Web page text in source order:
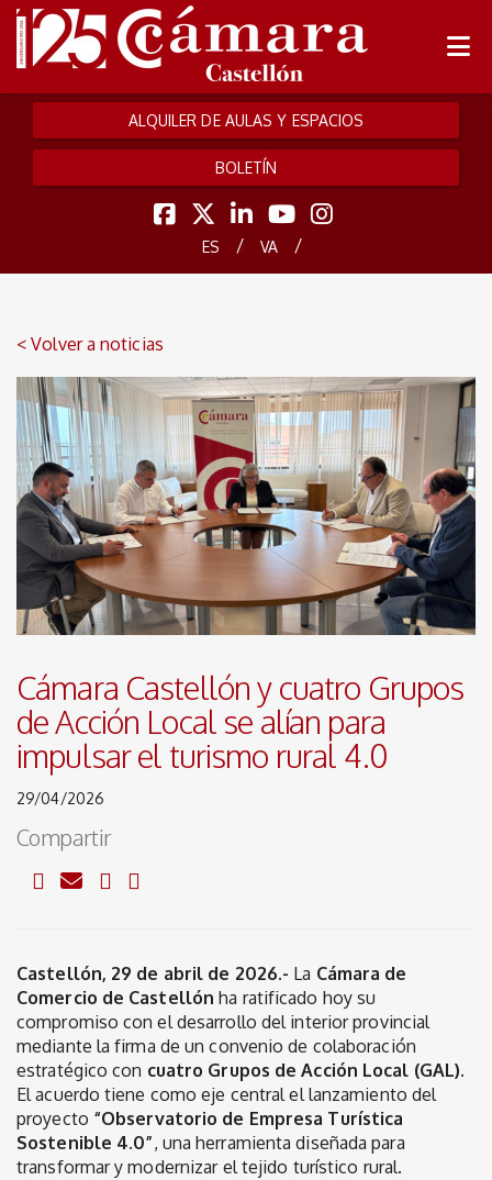
ALQUILER DE AULAS Y ESPACIOS
BOLETÍN
ES / VA /
< Volver a noticias
Cámara Castellón y cuatro Grupos
de Acción Local se alían para
impulsar el turismo rural 4.0
29/04/2026
Compartir
Castellón, 29 de abril de 2026.- La Cámara de
Comercio de Castellón ha ratificado hoy su
compromiso con el desarrollo del interior provincial
mediante la firma de un convenio de colaboración
estratégico con cuatro Grupos de Acción Local (GAL).
El acuerdo tiene como eje central el lanzamiento del
proyecto “Observatorio de Empresa Turística
Sostenible 4.0”, una herramienta diseñada para
transformar y modernizar el tejido turístico rural.